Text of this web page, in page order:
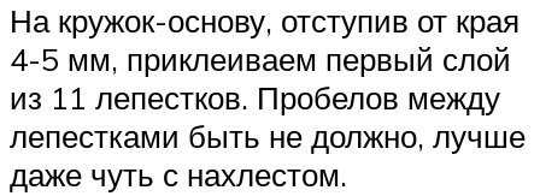
На кружок-основу, отступив от края
4-5 мм, приклеиваем первый слой
из 11 лепестков. Пробелов между
лепестками быть не должно, лучше
даже чуть с нахлестом.